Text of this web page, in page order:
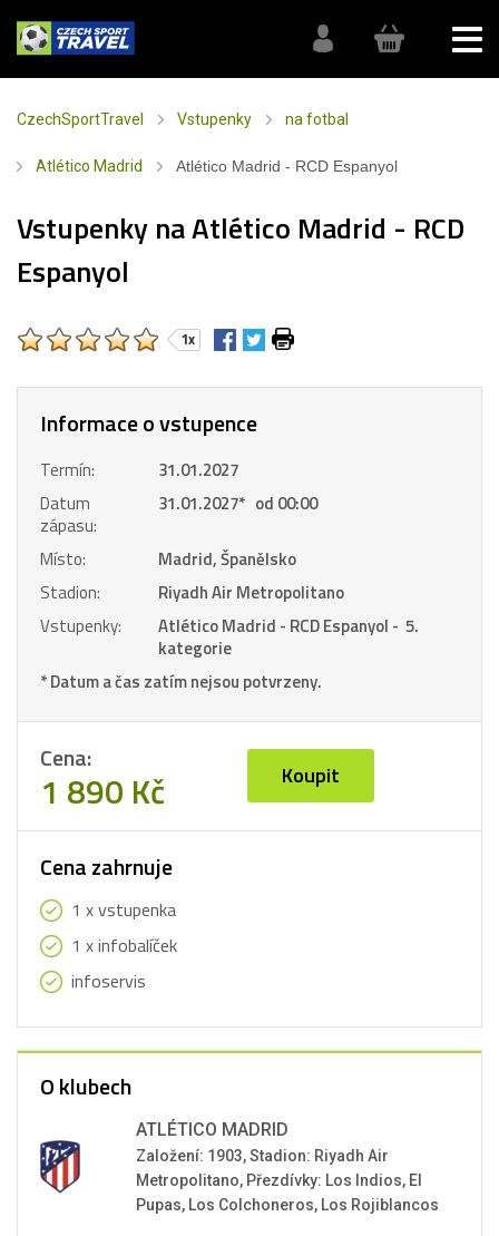
CzechSportTravel Vstupenky na fotbal
Atlético Madrid Atlético Madrid - RCD Espanyol
Vstupenky na Atlético Madrid - RCD
Espanyol
1x
Informace o vstupence
Termín:
31.01.2027
Datum
zápasu:
31.01.2027* od 00:00
Místo:
Madrid, Španělsko
Stadion:
Riyadh Air Metropolitano
Vstupenky:
Atlético Madrid - RCD Espanyol - 5.
kategorie
* Datum a čas zatím nejsou potvrzeny.
Cena:
1 890 Kč Koupit
Cena zahrnuje
1 x vstupenka
1 x infobalíček
infoservis
O klubech
ATLÉTICO MADRID
Založení: 1903, Stadion: Riyadh Air
Metropolitano, Přezdívky: Los Indios, El
Pupas, Los Colchoneros, Los Rojiblancos